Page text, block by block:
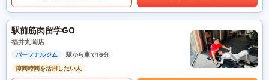
駅前筋肉留学GO
福井丸岡店
パーソナルジム
駅から車で16分
隙間時間を活用したい人